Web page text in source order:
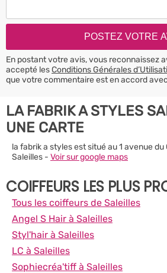
En postant votre avis, vous reconnaissez
accepté lesConditions Générales
que votre commentaire est en accord
LA FABRIK A STYLES
UNE CARTE
la fabrik a styles est situé au 1 avenue
Saleilles - Voir sur google maps
COIFFEURS LES PLUS
Tous les coiffeurs de Saleilles
Angel S Hair à Saleilles
Styl'hair à Saleilles
LC à Saleilles
Sophiecréa'tiff à Saleilles